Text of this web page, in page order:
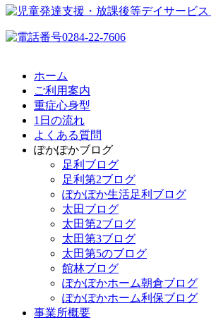
ホーム
ご利用案内
重症心身型
1日の流れ
よくある質問
ぽかぽかブログ
足利ブログ
足利第2ブログ
ぽかぽか生活足利ブログ
太田ブログ
太田第2ブログ
太田第3ブログ
太田第5のブログ
館林ブログ
ぽかぽかホーム朝倉ブログ
ぽかぽかホーム利保ブログ
事業所概要